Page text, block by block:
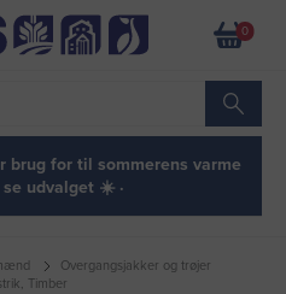
0
brug for til sommerens varme
udvalget ☀️ ·
Overgangsjakker og trøjer
Timber